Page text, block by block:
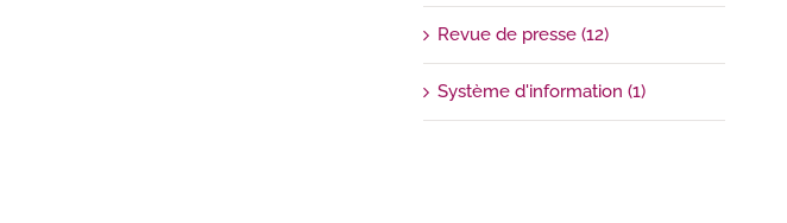
Revue de presse (12)
Système d'information (1)